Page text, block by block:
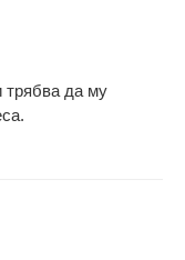
трябва да му